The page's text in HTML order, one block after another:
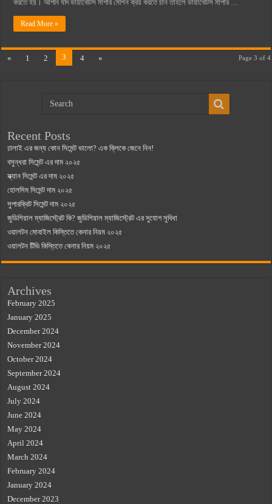
করতে হয়। আপনি যদি ডায়াবেটিস মাপার মেশিন ক্রয় করতে চান তাহলে ডায়াবেটিস মাপার …
Read More »
Page 3 of 4
« 1 2 3 4 »
Recent Posts
ঢালাই এর জন্য কোন সিমেন্ট ভালো? এক ক্লিকে জেনে নিন!
বসুন্ধরা সিমেন্ট এর দাম ২০২৫
স্ক্যান সিমেন্ট এর দাম ২০২৫
হোলসিম সিমেন্ট দাম ২০২৫
সুপারক্রিট সিমেন্ট দাম ২০২৫
জুডিশিয়াল ম্যাজিস্ট্রেট কি? জুডিশিয়াল ম্যাজিস্ট্রেট এর সুযোগ সুবিধা
ওয়ালটন মোবাইল কিস্তিতে কেনার নিয়ম ২০২৫
ওয়ালটন টিভি কিস্তিতে কেনার নিয়ম ২০২৫
Archives
February 2025
January 2025
December 2024
November 2024
October 2024
September 2024
August 2024
July 2024
June 2024
May 2024
April 2024
March 2024
February 2024
January 2024
December 2023